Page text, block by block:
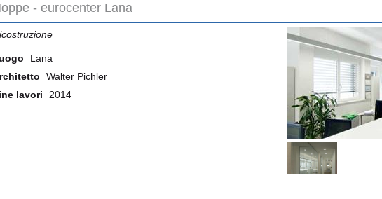
- eurocenter Lana
Lana
Walter Pichler
lavori
2014